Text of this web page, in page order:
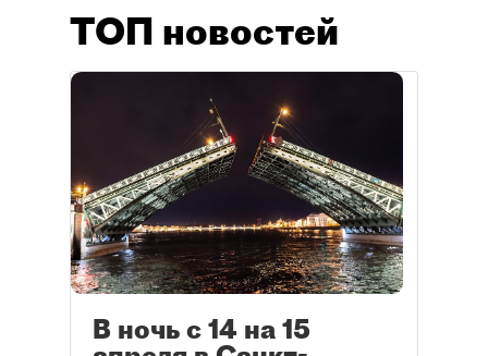
ТОП новостей
В ночь с 14 на 15